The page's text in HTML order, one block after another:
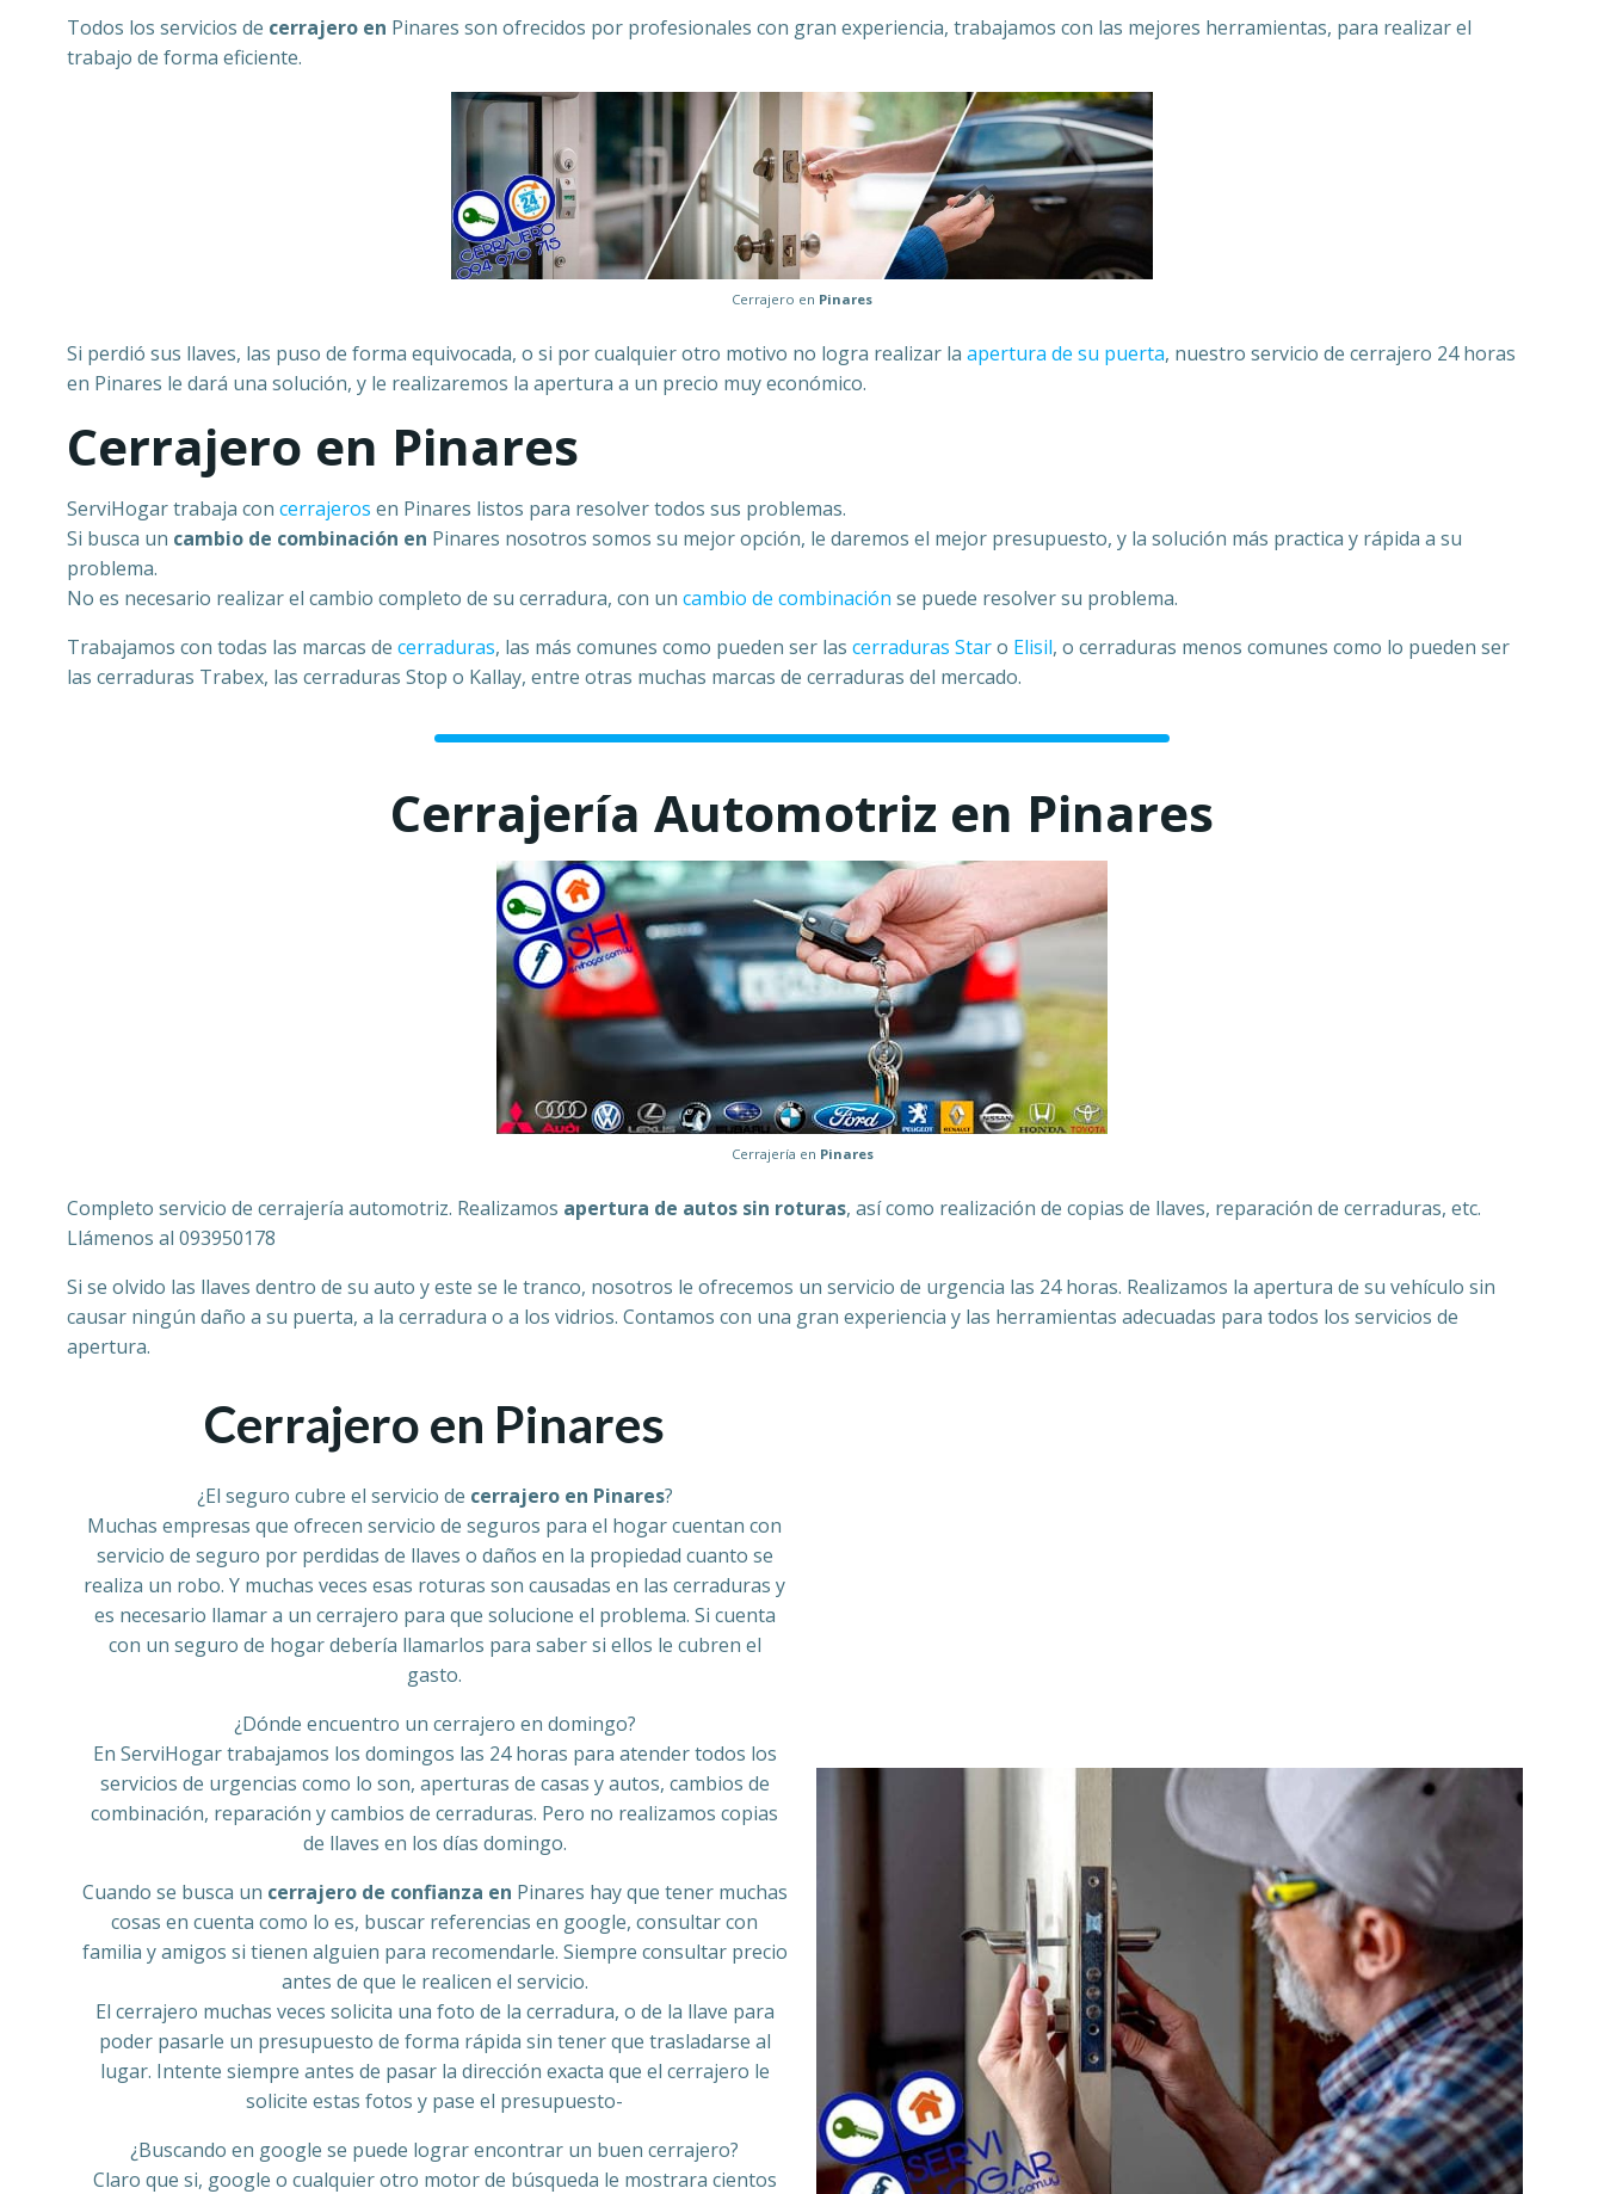
Todos los servicios de cerrajero en Pinares son ofrecidos por profesionales con gran experiencia, trabajamos con las mejores herramientas, para realizar el
trabajo de forma eficiente.
Cerrajero en Pinares
Si perdió sus llaves, las puso de forma equivocada, o si por cualquier otro motivo no logra realizar la apertura de su puerta, nuestro servicio de cerrajero 24 horas
en Pinares le dará una solución, y le realizaremos la apertura a un precio muy económico.
Cerrajero en Pinares
ServiHogar trabaja con cerrajeros en Pinares listos para resolver todos sus problemas.
Si busca un cambio de combinación en Pinares nosotros somos su mejor opción, le daremos el mejor presupuesto, y la solución más practica y rápida a su
problema.
No es necesario realizar el cambio completo de su cerradura, con un cambio de combinación se puede resolver su problema.
Trabajamos con todas las marcas de cerraduras, las más comunes como pueden ser las cerraduras Staro Elisil, o cerraduras menos comunes como lo pueden ser
las cerraduras Trabex, las cerraduras Stop o Kallay, entre otras muchas marcas de cerraduras del mercado.
Cerrajería Automotriz en Pinares
Cerrajería en Pinares
Completo servicio de cerrajería automotriz. Realizamos apertura de autos sin roturas, así como realización de copias de llaves, reparación de cerraduras, etc.
Llámenos al 093950178
Si se olvido las llaves dentro de su auto y este se le tranco, nosotros le ofrecemos un servicio de urgencia las 24 horas. Realizamos la apertura de su vehículo sin
causar ningún daño a su puerta, a la cerradura o a los vidrios. Contamos con una gran experiencia y las herramientas adecuadas para todos los servicios de
apertura.
Cerrajero en Pinares
¿El seguro cubre el servicio de cerrajero en Pinares?
Muchas empresas que ofrecen servicio de seguros para el hogar cuentan con
servicio de seguro por perdidas de llaves o daños en la propiedad cuanto se
realiza un robo. Y muchas veces esas roturas son causadas en las cerraduras y
es necesario llamar a un cerrajero para que solucione el problema. Si cuenta
con un seguro de hogar debería llamarlos para saber si ellos le cubren el
gasto.
¿Dónde encuentro un cerrajero en domingo?
En ServiHogar trabajamos los domingos las 24 horas para atender todos los
servicios de urgencias como lo son, aperturas de casas y autos, cambios de
combinación, reparación y cambios de cerraduras. Pero no realizamos copias
de llaves en los días domingo.
Cuando se busca un cerrajero de confianza en Pinares hay que tener muchas
cosas en cuenta como lo es, buscar referencias en google, consultar con
familia y amigos si tienen alguien para recomendarle. Siempre consultar precio
antes de que le realicen el servicio.
El cerrajero muchas veces solicita una foto de la cerradura, o de la llave para
poder pasarle un presupuesto de forma rápida sin tener que trasladarse al
lugar. Intente siempre antes de pasar la dirección exacta que el cerrajero le
solicite estas fotos y pase el presupuesto-
¿Buscando en google se puede lograr encontrar un buen cerrajero?
Claro que si, google o cualquier otro motor de búsqueda le mostrara cientos